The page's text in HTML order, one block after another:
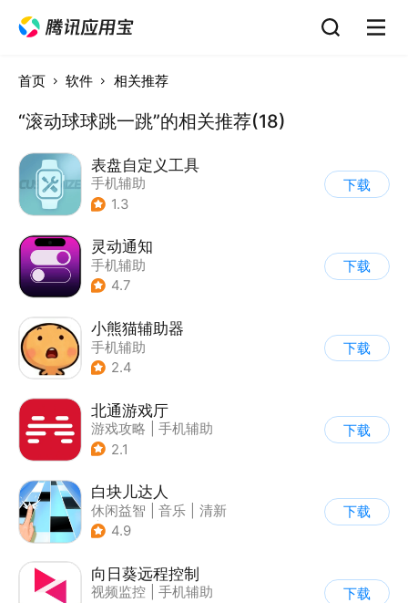
首页 软件 相关推荐
“滚动球球跳一跳”的相关推荐(18)
表盘自定义工具
手机辅助
1.3
下载
灵动通知
手机辅助
4.7
下载
小熊猫辅助器
手机辅助
2.4
下载
北通游戏厅
游戏攻略
手机辅助
2.1
下载
白块儿达人
休闲益智 音乐
清新
| 多比特
4.9
下载
向日葵远程控制
视频监控
手机辅助
下载